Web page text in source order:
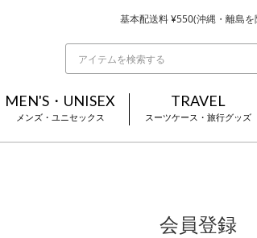
基本配送料 ¥550(沖縄・離島を
MEN'S・UNISEX
メンズ・ユニセックス
TRAVEL
スーツケース・旅行グッズ
会員登録